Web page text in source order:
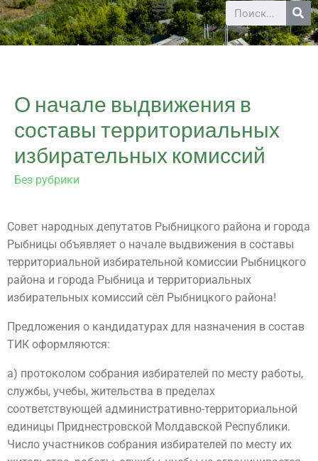
О начале выдвижения в
составы территориальных
избирательных комиссий
Без рубрики
Совет народных депутатов Рыбницкого района и города
Рыбницы объявляет о начале выдвижения в составы
территориальной избирательной комиссии Рыбницкого
района и города Рыбница и территориальных
избирательных комиссий сёл Рыбницкого района!
Предложения о кандидатурах для назначения в состав
ТИК оформляются:
а) протоколом собрания избирателей по месту работы,
службы, учебы, жительства в пределах
соответствующей административно-территориальной
единицы Приднестровской Молдавской Республики.
Число участников собрания избирателей по месту их